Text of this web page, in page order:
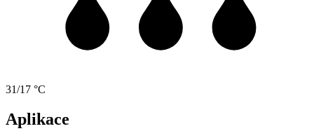
31/17 °C
Aplikace